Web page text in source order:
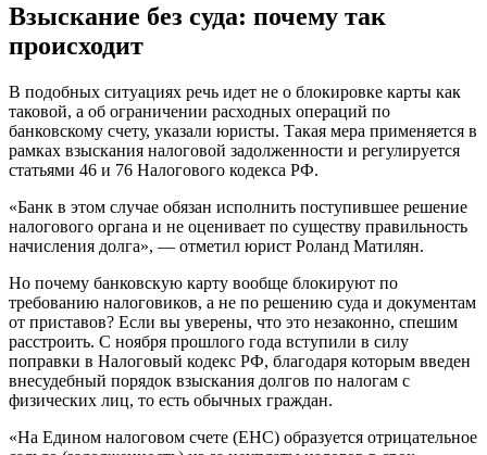
Взыскание без суда: почему так
происходит
В подобных ситуациях речь идет не о блокировке карты как
таковой, а об ограничении расходных операций по
банковскому счету, указали юристы. Такая мера применяется в
рамках взыскания налоговой задолженности и регулируется
статьями 46 и 76 Налогового кодекса РФ.
«Банк в этом случае обязан исполнить поступившее решение
налогового органа и не оценивает по существу правильность
начисления долга», — отметил юрист Роланд Матилян.
Но почему банковскую карту вообще блокируют по
требованию налоговиков, а не по решению суда и документам
от приставов? Если вы уверены, что это незаконно, спешим
расстроить. С ноября прошлого года вступили в силу
поправки в Налоговый кодекс РФ, благодаря которым введен
внесудебный порядок взыскания долгов по налогам с
физических лиц, то есть обычных граждан.
«На Едином налоговом счете (ЕНС) образуется отрицательное